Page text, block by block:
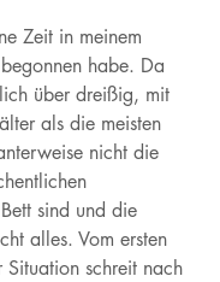
Zeit in meinem
habe. Da
über dreißig, mit
als die meisten
nicht die
sind und die
alles. Vom ersten
schreit nach